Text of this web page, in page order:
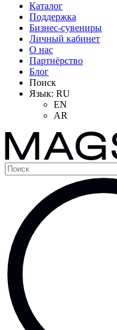
Каталог
Поддержка
Бизнес-сувениры
Личный кабинет
О нас
Партнёрство
Блог
Поиск
Язык: RU
EN
AR